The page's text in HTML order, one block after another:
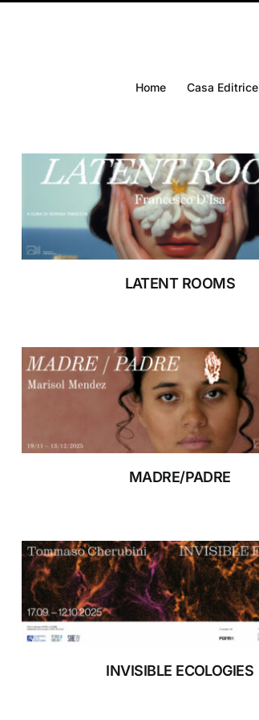
Home Casa Editrice
RIFUGIO DIGITALE MOSTRE
LATENT ROOMS
RIFUGIO DIGITALE MOSTRE
MADRE/PADRE
RIFUGIO DIGITALE MOSTRE
INVISIBLE ECOLOGIES